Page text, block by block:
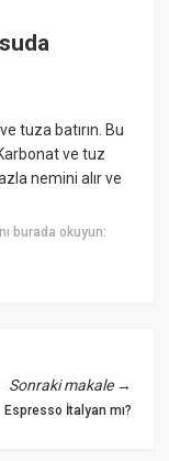
tuza batırın. Bu
ve tuz
nemini alır ve
burada okuyun:
Sonraki makale→
Espresso İtalyan mı?